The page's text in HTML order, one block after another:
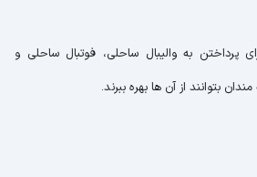
پرداختن به والیبال ساحلی، فوتبال ساحلی و
بتوانند از آن ها بهره ببرند.